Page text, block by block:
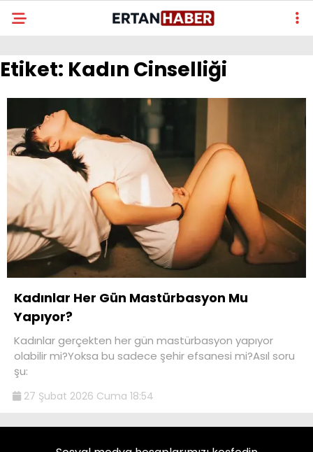
Etiket: Kadın Cinselliği
Kadınlar Her Gün Mastürbasyon Mu
Yapıyor?
Kadınlar gerçekten her gün mastürbasyon yapıyor
olabilir mi?Yoksa bu sadece şehir efsanesi mi?Asıl soru
şu:
27 Şubat 2026 Cuma 18:54